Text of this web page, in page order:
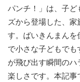
パンチ！」は、子ど
ズから登場した、
す。ばいきんまんを
で小さな子どもで
が飛び出す瞬間のハ
楽しさです。本記事